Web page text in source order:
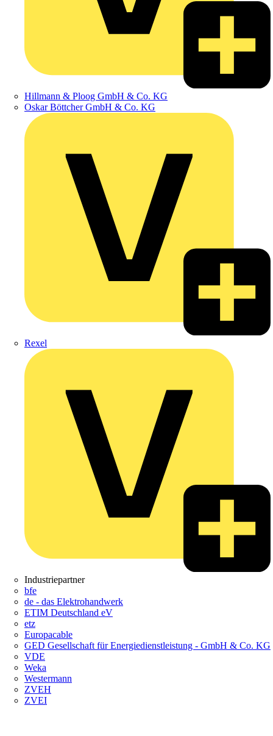
Hillmann & Ploog GmbH & Co. KG
Oskar Böttcher GmbH & Co. KG
Rexel
Industriepartner
bfe
de - das Elektrohandwerk
ETIM Deutschland eV
etz
Europacable
GED Gesellschaft für Energiedienstleistung - GmbH & Co. KG
VDE
Weka
Westermann
ZVEH
ZVEI